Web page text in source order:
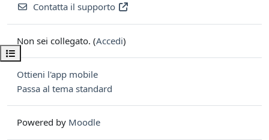
Apri indice del corso
Contatta il supporto
Non sei collegato. (Accedi)
Ottieni l'app mobile
Passa al tema standard
Powered by Moodle